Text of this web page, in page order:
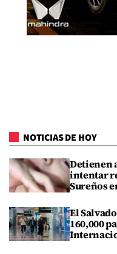
NOTICIAS DE HOY
Detienen
intentar
Sureños
El
160,000